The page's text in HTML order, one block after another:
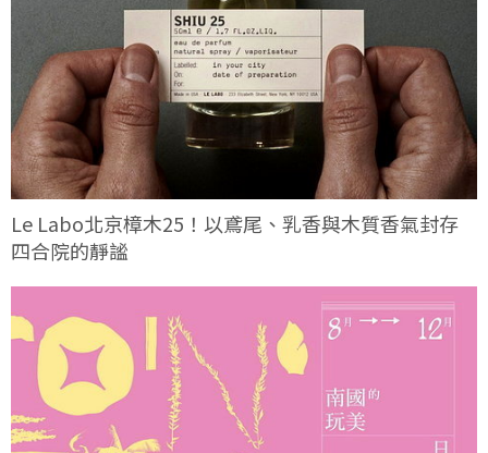
Le Labo北京樟木25！以鳶尾、乳香與木質香氣封存
四合院的靜謐